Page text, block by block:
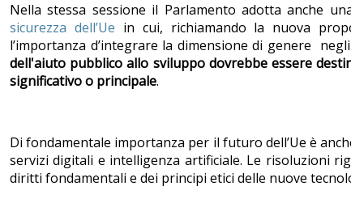
Nella stessa sessione il Parlamento adotta anche
sicurezza dell’Ue in cui, richiamando la nuova
l’importanza d’integrare la dimensione di genere
dell'aiuto pubblico allo sviluppo dovrebbe essere
significativo o principale.
Di fondamentale importanza per il futuro dell’Ue è
servizi digitali e intelligenza artificiale. Le risoluzioni
diritti fondamentali e dei principi etici delle nuove